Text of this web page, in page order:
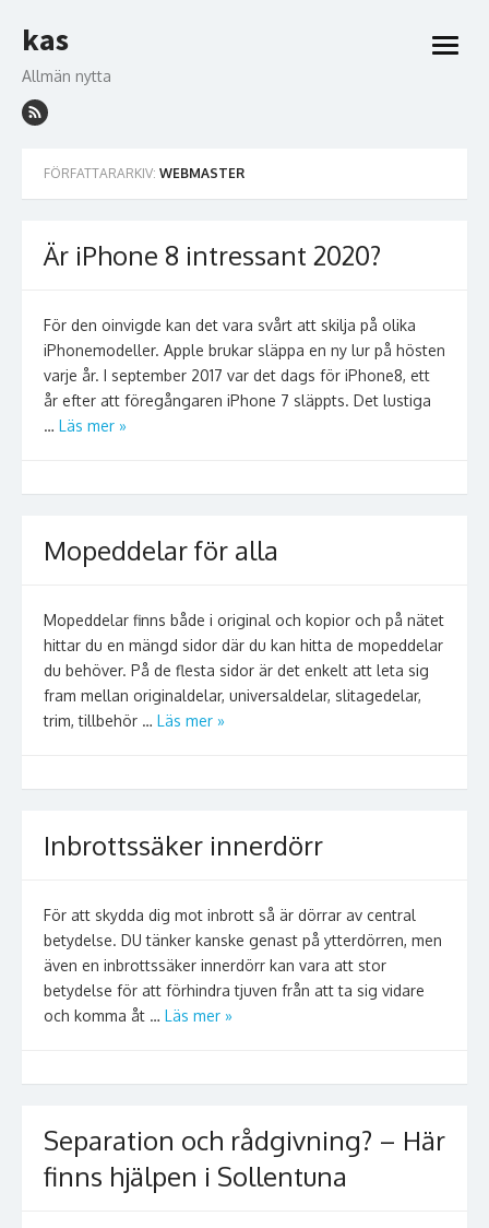
till
kas
Allmän nytta
öppna
FÖRFATTARARKIV: WEBMASTER
Är iPhone 8 intressant 2020?
För den oinvigde kan det vara svårt att skilja på olika
iPhonemodeller. Apple brukar släppa en ny lur på hösten
varje år. I september 2017 var det dags för iPhone8, ett
år efter att föregångaren iPhone 7 släppts. Det lustiga
… Läs mer »
Mopeddelar för alla
Mopeddelar finns både i original och kopior och på nätet
hittar du en mängd sidor där du kan hitta de mopeddelar
du behöver. På de flesta sidor är det enkelt att leta sig
fram mellan originaldelar, universaldelar, slitagedelar,
trim, tillbehör … Läs mer »
Inbrottssäker innerdörr
För att skydda dig mot inbrott så är dörrar av central
betydelse. DU tänker kanske genast på ytterdörren, men
även en inbrottssäker innerdörr kan vara att stor
betydelse för att förhindra tjuven från att ta sig vidare
och komma åt … Läs mer »
Separation och rådgivning? – Här
finns hjälpen i Sollentuna